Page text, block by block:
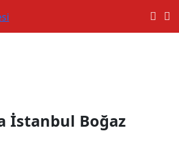
İstanbul Boğaz